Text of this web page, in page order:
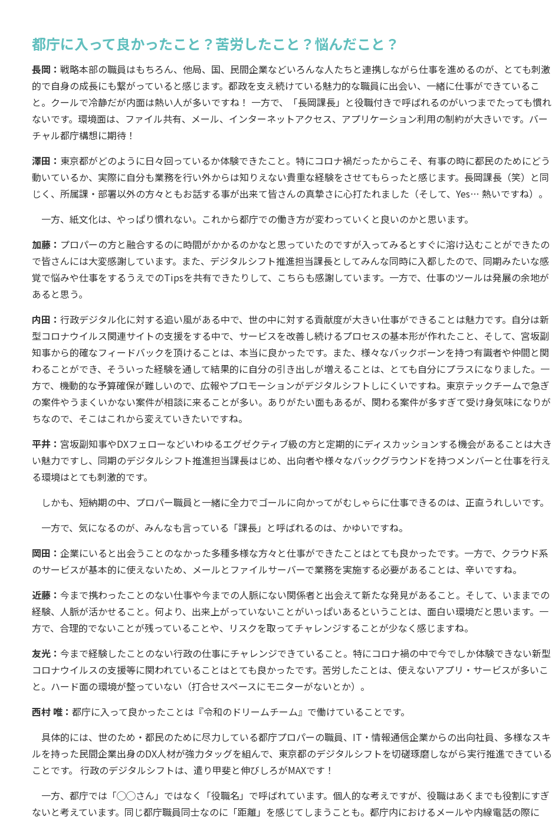
都庁に入って良かったこと？苦労したこと？悩んだこと？
長岡： 戦略本部の職員はもちろん、他局、国、民間企業などいろんな人たちと連携しながら仕事を進めるのが、とても刺激
的で自身の成長にも繋がっていると感じます。都政を支え続けている魅力的な職員に出会い、一緒に仕事ができているこ
と。クールで冷静だが内面は熱い人が多いですね！ 一方で、「長岡課長」と役職付きで呼ばれるのがいつまでたっても慣れ
ないです。環境面は、ファイル共有、メール、インターネットアクセス、アプリケーション利用の制約が大きいです。バー
チャル都庁構想に期待！
澤田： 東京都がどのように日々回っているか体験できたこと。特にコロナ禍だったからこそ、有事の時に都民のためにどう
動いているか、実際に自分も業務を行い外からは知りえない貴重な経験をさせてもらったと感じます。長岡課長（笑）と同
じく、所属課・部署以外の方々ともお話する事が出来て皆さんの真摯さに心打たれました（そして、Yes… 熱いですね）。
一方、紙文化は、やっぱり慣れない。これから都庁での働き方が変わっていくと良いのかと思います。
加藤： プロパーの方と融合するのに時間がかかるのかなと思っていたのですが入ってみるとすぐに溶け込むことができたの
で皆さんには大変感謝しています。また、デジタルシフト推進担当課長としてみんな同時に入都したので、同期みたいな感
覚で悩みや仕事をするうえでのTipsを共有できたりして、こちらも感謝しています。一方で、仕事のツールは発展の余地が
あると思う。
内田： 行政デジタル化に対する追い風がある中で、世の中に対する貢献度が大きい仕事ができることは魅力です。自分は新
型コロナウイルス関連サイトの支援をする中で、サービスを改善し続けるプロセスの基本形が作れたこと、そして、宮坂副
知事から的確なフィードバックを頂けることは、本当に良かったです。また、様々なバックボーンを持つ有識者や仲間と関
わることができ、そういった経験を通して結果的に自分の引き出しが増えることは、とても自分にプラスになりました。一
方で、機動的な予算確保が難しいので、広報やプロモーションがデジタルシフトしにくいですね。東京テックチームで急ぎ
の案件やうまくいかない案件が相談に来ることが多い。ありがたい面もあるが、関わる案件が多すぎて受け身気味になりが
ちなので、そこはこれから変えていきたいですね。
平井： 宮坂副知事やDXフェローなどいわゆるエグゼクティブ級の方と定期的にディスカッションする機会があることは大き
い魅力ですし、同期のデジタルシフト推進担当課長はじめ、出向者や様々なバックグラウンドを持つメンバーと仕事を行え
る環境はとても刺激的です。
しかも、短納期の中、プロパー職員と一緒に全力でゴールに向かってがむしゃらに仕事できるのは、正直うれしいです。
一方で、気になるのが、みんなも言っている「課長」と呼ばれるのは、かゆいですね。
岡田： 企業にいると出会うことのなかった多種多様な方々と仕事ができたことはとても良かったです。一方で、クラウド系
のサービスが基本的に使えないため、メールとファイルサーバーで業務を実施する必要があることは、辛いですね。
近藤： 今まで携わったことのない仕事や今までの人脈にない関係者と出会えて新たな発見があること。そして、いままでの
経験、人脈が活かせること。何より、出来上がっていないことがいっぱいあるということは、面白い環境だと思います。一
方で、合理的でないことが残っていることや、リスクを取ってチャレンジすることが少なく感じますね。
友光： 今まで経験したことのない行政の仕事にチャレンジできていること。特にコロナ禍の中で今でしか体験できない新型
コロナウイルスの支援等に関われていることはとても良かったです。苦労したことは、使えないアプリ・サービスが多いこ
と。ハード面の環境が整っていない（打合せスペースにモニターがないとか）。
西村 唯： 都庁に入って良かったことは『令和のドリームチーム』で働けていることです。
具体的には、世のため・都民のために尽力している都庁プロパーの職員、IT・情報通信企業からの出向社員、多様なスキ
ルを持った民間企業出身のDX人材が強力タッグを組んで、東京都のデジタルシフトを切磋琢磨しながら実行推進できている
ことです。 行政のデジタルシフトは、遣り甲斐と伸びしろがMAXです！
一方、都庁では「◯◯さん」ではなく「役職名」で呼ばれています。個人的な考えですが、役職はあくまでも役割にすぎ
ないと考えています。同じ都庁職員同士なのに「距離」を感じてしまうことも。都庁内におけるメールや内線電話の際に